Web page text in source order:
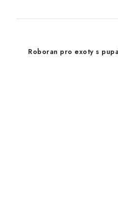
Roboran pro exoty s